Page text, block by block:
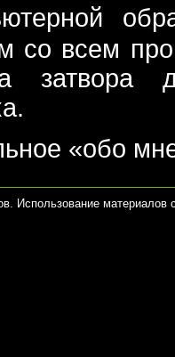
со всем
затвора
«обо
Использование материалов